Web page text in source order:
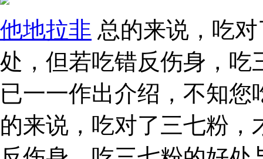
他地拉非 总的来说，吃
处，但若吃错反伤身，吃
已一一作出介绍，不知
的来说，吃对了三七粉